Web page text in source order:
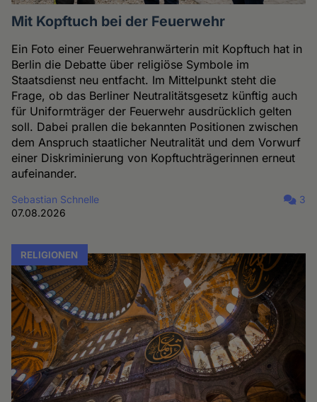
Mit Kopftuch bei der Feuerwehr
Ein Foto einer Feuerwehranwärterin mit Kopftuch hat in
Berlin die Debatte über religiöse Symbole im
Staatsdienst neu entfacht. Im Mittelpunkt steht die
Frage, ob das Berliner Neutralitätsgesetz künftig auch
für Uniformträger der Feuerwehr ausdrücklich gelten
soll. Dabei prallen die bekannten Positionen zwischen
dem Anspruch staatlicher Neutralität und dem Vorwurf
einer Diskriminierung von Kopftuchträgerinnen erneut
aufeinander.
Sebastian Schnelle
07.08.2026
3
RELIGIONEN